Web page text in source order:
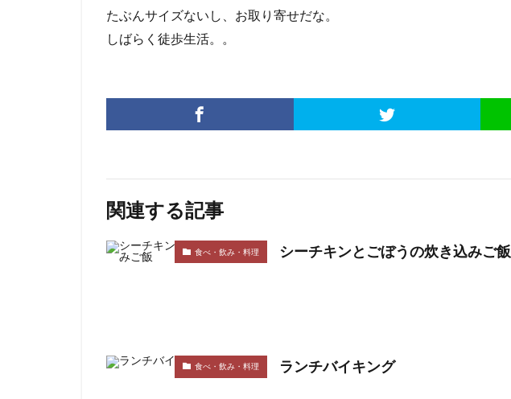
たぶんサイズないし、お取り寄せだな。
しばらく徒歩生活。。
関連する記事
食べ・飲み・料理 シーチキンとごぼうの炊き込みご飯
食べ・飲み・料理 ランチバイキング